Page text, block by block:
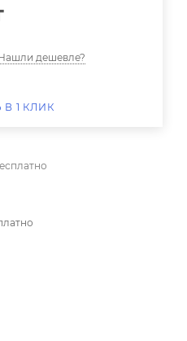
дешевле?
В 1 КЛИК